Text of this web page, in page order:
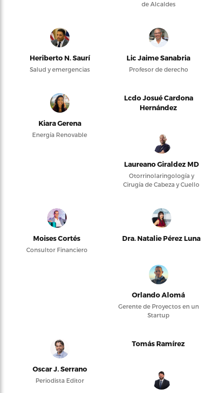
de Alcaldes
Heriberto N. Saurí
Salud y emergencias
Lic Jaime Sanabria
Profesor de derecho
Kiara Gerena
Energía Renovable
Lcdo Josué Cardona
Hernández
Laureano Giraldez MD
Otorrinolaringología y
Cirugía de Cabeza y Cuello
Moises Cortés
Consultor Financiero
Dra. Natalie Pérez Luna
Orlando Alomá
Gerente de Proyectos en un
Startup
Oscar J. Serrano
Periodista Editor
Tomás Ramírez